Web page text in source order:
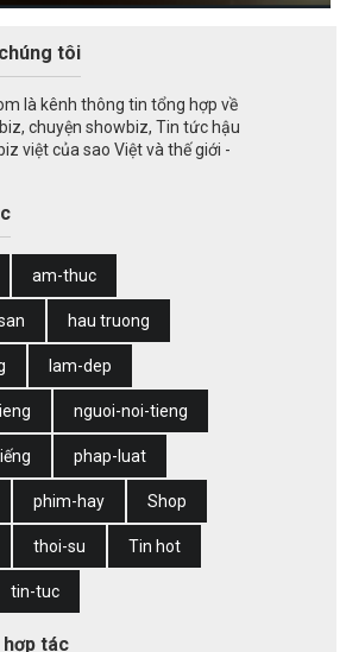
tôi
là kênh thông tin tổng hợp về
chuyện showbiz, Tin tức hậu
việt của sao Việt và thế giới -
am-thuc
hau truong
lam-dep
nguoi-noi-tieng
phap-luat
phim-hay Shop
thoi-su Tin hot
tin-tuc
tác